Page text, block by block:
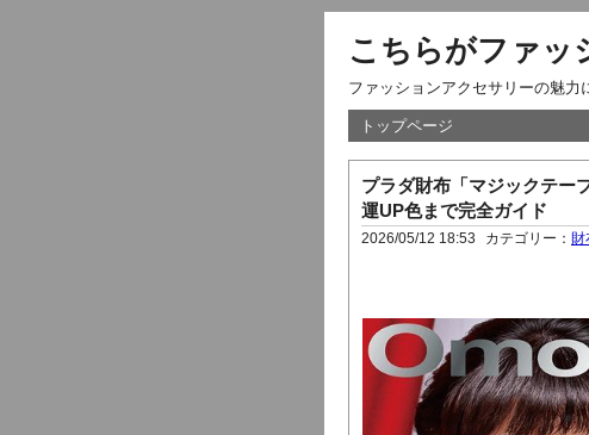
こちらがファッ
ファッションアクセサリーの魅力
トップページ
プラダ財布「マジックテー
運UP色まで完全ガイド
2026/05/12 18:53 カテゴリー： 財